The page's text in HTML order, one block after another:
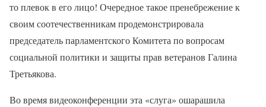
то плевок в его лицо! Очередное такое пренебрежение к
своим соотечественникам продемонстрировала
председатель парламентского Комитета по вопросам
социальной политики и защиты прав ветеранов Галина
Третьякова.
Во время видеоконференции эта «слуга» ошарашила